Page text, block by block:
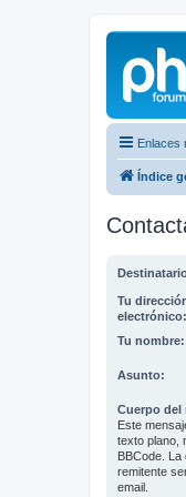
Enlaces
Índice
Tu
electrónico:
Tu nombre:
Asunto:
Cuerpo del
Este
texto plano,
BBCode. La
remitente
email.